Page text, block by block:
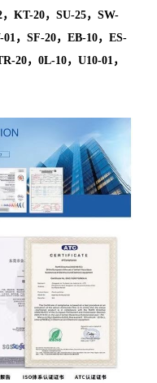
KT-20，SU-25，SW-
，SF-20，EB-10，ES-
20，0L-10，U10-01，